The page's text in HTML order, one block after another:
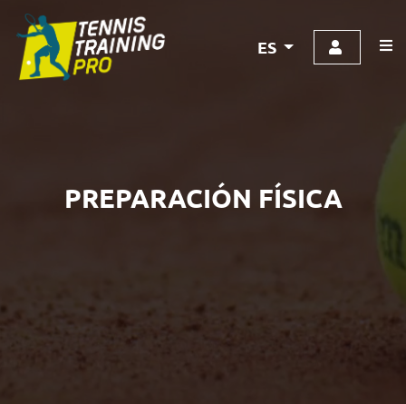
ES
PREPARACIÓN FÍSICA